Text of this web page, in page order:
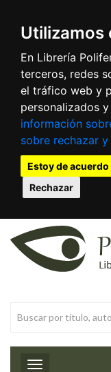
Utilizamos
En Librería
terceros, redes
el tráfico web y
personalizados
información
sobre rechazar
Estoy de acuerdo
Rechazar
Toggle navigation